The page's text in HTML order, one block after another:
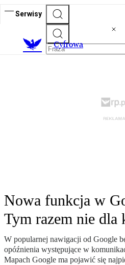
Serwisy
Cyfrowa
Nowa funkcja w
Tym razem nie dla
W popularnej nawigacji od Google
opóźnienia występujące w
Mapach Google ma pojawić się